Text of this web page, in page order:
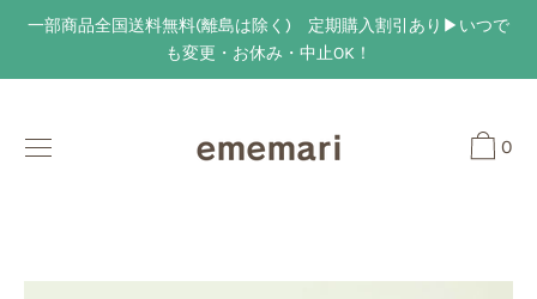
content
一部商品全国送料無料(離島は除く) 定期購入割引あり▶︎いつで
も変更・お休み・中止OK！
0